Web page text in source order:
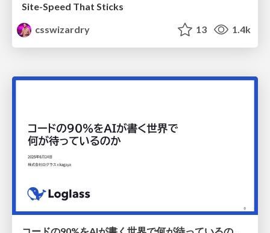
Site-Speed That Sticks
csswizardry
13 1.4k